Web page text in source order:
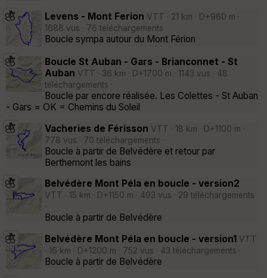
Levens - Mont Ferion VTT · 21 km · D+960 m ·
1688 vus · 76 téléchargements ·
Boucle sympa autour du Mont Férion
Boucle St Auban - Gars - Brianconnet - St
Auban VTT · 36 km · D+1700 m · 1143 vus · 48
téléchargements ·
Boucle par encore réalisée. Les Colettes - St Auban
- Gars = OK = Chemins du Soleil
Vacheries de Férisson VTT · 18 km · D+1100 m ·
778 vus · 70 téléchargements ·
Boucle à partir de Belvédère et retour par
Berthemont les bains
Belvédère Mont Péla en boucle - version2
VTT · 15 km · D+1150 m · 493 vus · 29 téléchargements
·
Boucle à partir de Belvédère
Belvédère Mont Péla en boucle - version1 VTT
· 16 km · D+1200 m · 752 vus · 43 téléchargements ·
Boucle à partir de Belvédère